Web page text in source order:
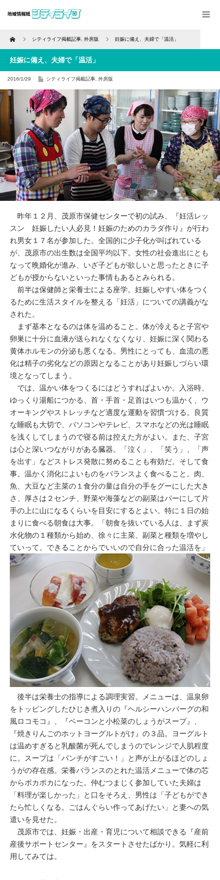
Home シティライフ掲載記事 外房版 妊娠に備え、夫婦で「温活」
妊娠に備え、夫婦で「温活」
2016/1/29 シティライフ掲載記事 外房版
昨年１２月、茂原市保健センターで初の試み、『妊活レッ
スン 妊娠したい人必見！妊娠のためのカラダ作り』が行わ
れ男女１７名が参加した。全国的に少子化が叫ばれている
が、茂原市の出生数は全国平均以下。女性の社会進出にとも
なって晩婚化が進み、いざ子どもが欲しいと思ったときに子
どもが授からないといった事情もあるとみられる。
前半は保健師と栄養士による座学。妊娠しやすい体をつく
るために生活スタイルを整える「妊活」についての講義がな
された。
まず基本となるのは体を温めること。体が冷えると子宮や
卵巣に十分に血液が送られなくなくなり、妊娠に深く関わる
黄体ホルモンの分泌も悪くなる。男性にとっても、血流の悪
化は精子の劣化などの原因となることがあり妊娠しづらい環
境となってしまう。
では、温かい体をつくるにはどうすればよいか。入浴時、
ゆっくり湯船につかる、首・手首・足首はいつも温かく、ウ
オーキングやストレッチなど適度な運動を習慣づける。良質
な睡眠も大切で、パソコンやテレビ、スマホなどの光は睡眠
を浅くしてしまうので寝る前は控えた方がよい。また、子宮
は心と深いつながりがある臓器。「泣く」、「笑う」、「声
を出す」などストレス発散に努めることも有効だ。そして食
事。温かく消化によいものをバランスよく食べること。肉、
魚、大豆など主菜の１食分の量は自分の手をグーにした大き
さ、厚さは２センチ、野菜や海藻などの副菜はパーにして片
手の上に山になるくらいを目安にするとよい。特に１日の始
まりに食べる朝食は大事。「朝食を抜いている人は、まず炭
水化物の１種類から始め、徐々に主菜、副菜と種類を増やし
ていって。できることからでいいので自分に合った温活を」
後半は栄養士の指導による調理実習。メニューは、温泉卵
をトッピングしたひじき煮入りの『ヘルシーハンバーグの和
風ロコモコ』、『ベーコンと小松菜のしょうがスープ』、
『焼きりんごのホットヨーグルトがけ』の３品。ヨーグルト
は温めすぎると乳酸菌が死んでしまうのでレンジで人肌程度
に。スープは「パンチがすごい！」と声が上がるほどのしょ
うがの存在感。栄養バランスのとれた温活メニューで体の芯
からポカポカになった。仲むつまじく参加していた夫婦は
「料理が楽しかった」と口をそろえ、男性は「子どもができ
たら忙しくなる。ごはんぐらい作ってあげたい」と妻への気
遣いを見せた。
茂原市では、妊娠・出産・育児について相談できる『産前
産後サポートセンター』をスタートさせたばかり。気軽に利
用してみては。